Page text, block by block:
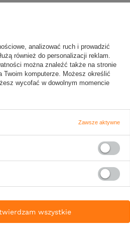
analizować ruch i prowadzić
również do personalizacji reklam.
można znaleźć także na stronie
Twoim komputerze. Możesz określić
wycofać w dowolnym momencie
Zawsze aktywne
wszystkie